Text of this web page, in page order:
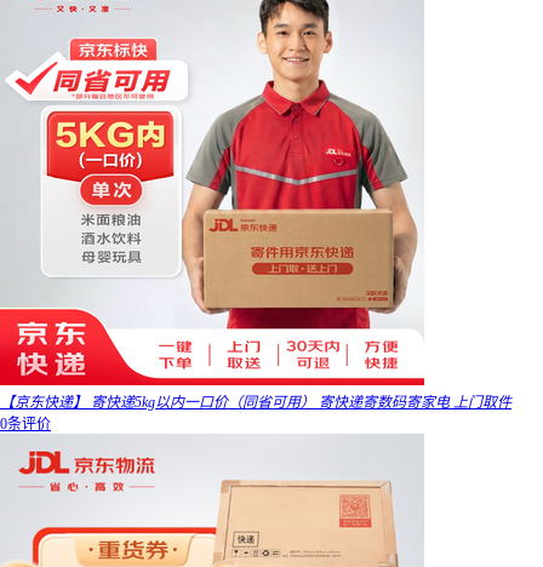
【京东快递】 寄快递5kg以内一口价（同省可用） 寄快递寄数码寄家电 上门取件
0条评价